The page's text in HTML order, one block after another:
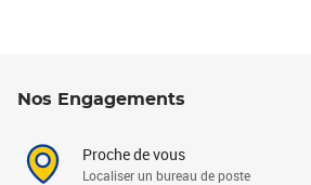
Nos Engagements
Proche de vous
Localiser un bureau de poste